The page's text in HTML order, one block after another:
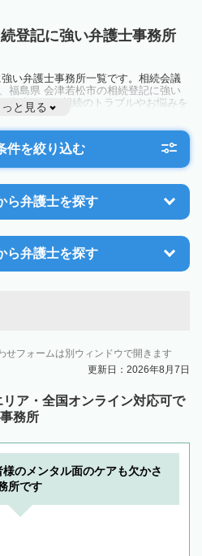
登記に強い弁護士事務所
い弁護士事務所一覧です。相続会議
福島県 会津若松市の相続登記に強い
出来ます。相続のトラブルやお悩みを
に相談してみましょう。
っと見る
件を絞り込む
ら弁護士を探す
ら弁護士を探す
せフォームは別ウィンドウで開きます
更新日：2026年8月7日
ア・全国オンライン対応可で
務所
様のメンタル面のケアも欠かさ
所です